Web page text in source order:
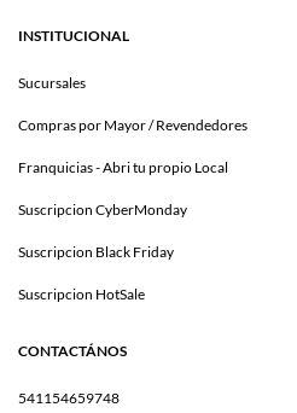
INSTITUCIONAL
Sucursales
Compras por Mayor / Revendedores
Franquicias - Abri tu propio Local
Suscripcion CyberMonday
Suscripcion Black Friday
Suscripcion HotSale
CONTACTÁNOS
541154659748